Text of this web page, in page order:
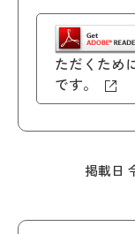
ただくため
です。
掲載日